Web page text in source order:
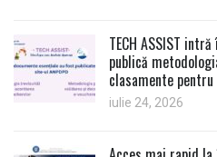
TECH ASSIST
publică
clasamente
iulie 24, 2026